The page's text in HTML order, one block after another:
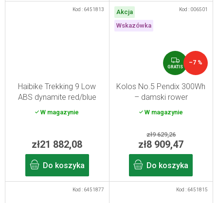
Haibike Trekking 9 Low
ABS dynamite red/blue
W magazynie
zł21 882,08
Do koszyka
Kod : 6451813
Akcja
Wskazówka
G
R
A
T
S
GRATIS
–7 %
Kolos No.5 Pendix 300Wh
– damski rower
trekkingowy z napędem
elektrycznym
W magazynie
zł9 629,26
zł8 909,47
Do koszyka
Kod : 006501
Kod : 6451877 Kod : 6451815